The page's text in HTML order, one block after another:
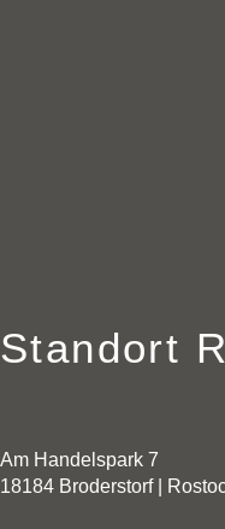
Standort
Am Handelspark 7
18184 Broderstorf |